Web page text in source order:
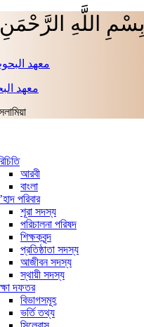
بِسْمِ اللَّهِ
معهد
আরবী
বাংলা
পরিবার
শূরা সদস্য
পরিচালনা পরিষদ
শিক্ষকবৃন্দ
প্রতিষ্ঠাতা সদস্য
আজীবন সদস্য
স্থায়ী সদস্য
দফতর
বিভাগসমূহ
ভর্তি তথ্য